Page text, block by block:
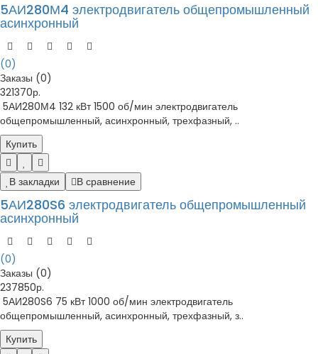
5АИ280М4 электродвигатель общепромышленный
асинхронный
(0)
Заказы (0)
321370р.
5АИ280М4 132 кВт 1500 об/мин электродвигатель
общепромышленный, асинхронный, трехфазный, ..
Купить
В закладки В сравнение
5АИ280S6 электродвигатель общепромышленный
асинхронный
(0)
Заказы (0)
237850р.
5АИ280S6 75 кВт 1000 об/мин электродвигатель
общепромышленный, асинхронный, трехфазный, з..
Купить